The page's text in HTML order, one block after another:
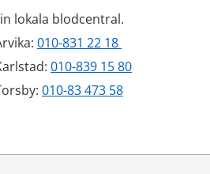
lokala blodcentral.
010-831 22 18
010-839 15 80
010-83 473 58